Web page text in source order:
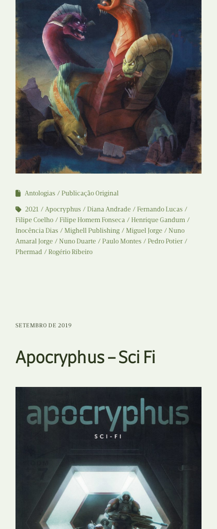
Antologias
Publicação Original
2021
Apocryphus Diana Andrade
Fernando Lucas
Filipe Coelho
Filipe Homem Fonseca
Henrique Gandum
Inocência Dias
Mighell Publishing Miguel Jorge
Nuno
Amaral Jorge
Nuno Duarte Paulo Montes
Pedro Potier
Phermad
Rogério Ribeiro
SETEMBRO DE 2019
Apocryphus – Sci Fi